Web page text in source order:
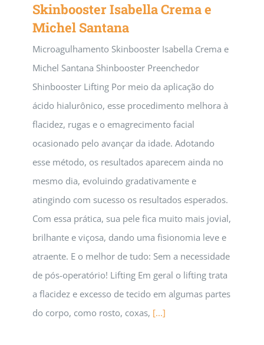
Skinbooster Isabella Crema e
Michel Santana
Microagulhamento Skinbooster Isabella Crema e
Michel Santana Shinbooster Preenchedor
Shinbooster Lifting Por meio da aplicação do
ácido hialurônico, esse procedimento melhora à
flacidez, rugas e o emagrecimento facial
ocasionado pelo avançar da idade. Adotando
esse método, os resultados aparecem ainda no
mesmo dia, evoluindo gradativamente e
atingindo com sucesso os resultados esperados.
Com essa prática, sua pele fica muito mais jovial,
brilhante e viçosa, dando uma fisionomia leve e
atraente. E o melhor de tudo: Sem a necessidade
de pós-operatório! Lifting Em geral o lifting trata
a flacidez e excesso de tecido em algumas partes
do corpo, como rosto, coxas, [...]